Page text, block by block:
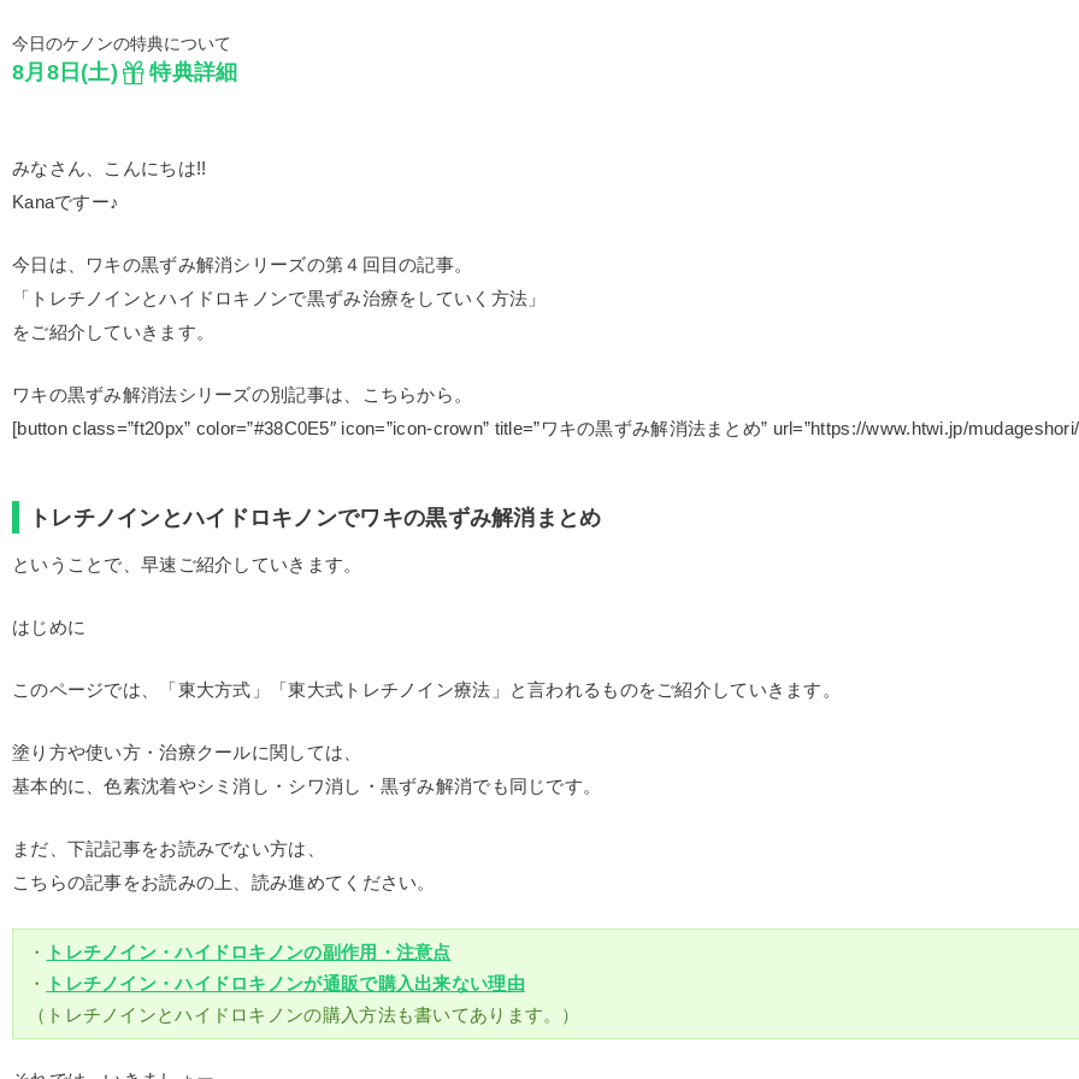
今日のケノンの特典について
8月8日(土) 特典詳細
みなさん、こんにちは!!
Kanaですー♪
今日は、ワキの黒ずみ解消シリーズの第４回目の記事。
「トレチノインとハイドロキノンで黒ずみ治療をしていく方法」
をご紹介していきます。
ワキの黒ずみ解消法シリーズの別記事は、こちらから。
[button class=”ft20px” color=”#38C0E5″ icon=”icon-crown” title=”ワキの黒ずみ解消法まとめ” url=”https://www.htwi.jp/
トレチノインとハイドロキノンでワキの黒ずみ解消まとめ
ということで、早速ご紹介していきます。
はじめに
このページでは、「東大方式」「東大式トレチノイン療法」と言われるものをご紹介していきます。
塗り方や使い方・治療クールに関しては、
基本的に、色素沈着やシミ消し・シワ消し・黒ずみ解消でも同じです。
まだ、下記記事をお読みでない方は、
こちらの記事をお読みの上、読み進めてください。
・
トレチノイン・ハイドロキノンの副作用・注意点
・
トレチノイン・ハイドロキノンが通販で購入出来ない理由
（トレチノインとハイドロキノンの購入方法も書いてあります。）